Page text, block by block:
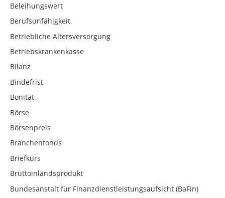
Beleihungswert
Berufsunfähigkeit
Betriebliche Altersversorgung
Betriebskrankenkasse
Bilanz
Bindefrist
Bonität
Börse
Börsenpreis
Branchenfonds
Briefkurs
Bruttoinlandsprodukt
Bundesanstalt für Finanzdienstleistungsaufsicht (BaFin)